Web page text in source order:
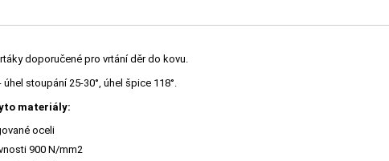
doporučené pro vrtání děr do kovu.
stoupání 25-30°, úhel špice 118°.
materiály:
oceli
900 N/mm2